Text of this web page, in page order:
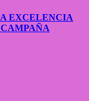
EXCELENCIA